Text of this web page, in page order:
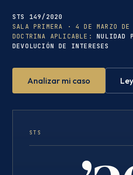
STS 149/2020
SALA PRIMERA · 4 DE MARZO
DOCTRINA APLICABLE: NULIDAD
DEVOLUCIÓN DE INTERESES
Analizar mi caso
STS